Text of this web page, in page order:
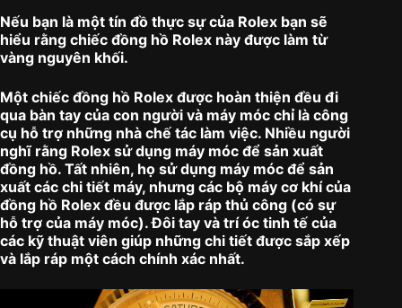
Nếu bạn là một tín đồ thực sự của Rolex bạn sẽ
hiểu rằng chiếc đồng hồ Rolex này được làm từ
vàng nguyên khối.
Một chiếc đồng hồ Rolex được hoàn thiện đều đi
qua bàn tay của con người và máy móc chỉ là công
cụ hỗ trợ những nhà chế tác làm việc. Nhiều người
nghĩ rằng Rolex sử dụng máy móc để sản xuất
đồng hồ. Tất nhiên, họ sử dụng máy móc để sản
xuất các chi tiết máy, nhưng các bộ máy cơ khí của
đồng hồ Rolex đều được lắp ráp thủ công (có sự
hỗ trợ của máy móc). Đôi tay và trí óc tinh tế của
các kỹ thuật viên giúp những chi tiết được sắp xếp
và lắp ráp một cách chính xác nhất.